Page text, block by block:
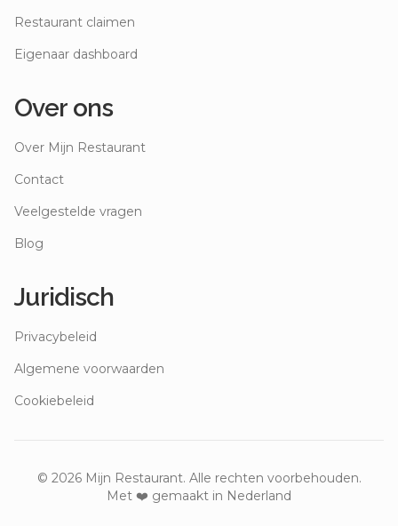
Restaurant claimen
Eigenaar dashboard
Over ons
Over Mijn Restaurant
Contact
Veelgestelde vragen
Blog
Juridisch
Privacybeleid
Algemene voorwaarden
Cookiebeleid
© 2026Mijn Restaurant. Alle rechten voorbehouden.
Met ❤️ gemaakt in Nederland